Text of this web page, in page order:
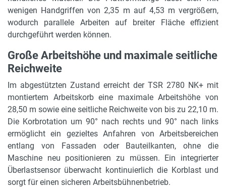
Gerätelänge
11,57 m
2,53 m
3,23 m
max. Bodenfreiheit
0,30 m
max. Steigfähigkeit
66 %
Länge Arbeitskorb (eingefahren)
wenigen Handgriffen von 2,35 m auf 4,53 m vergrößern,
wodurch parallele Arbeiten auf breiter Fläche effizient
durchgeführt werden können.
Große Arbeitshöhe und maximale seitliche
Reichweite
Im abgestützten Zustand erreicht der TSR 2780 NK+ mit
montiertem Arbeitskorb eine maximale Arbeitshöhe von
28,50 m sowie eine seitliche Reichweite von bis zu 22,10 m.
Die Korbrotation um 90° nach rechts und 90° nach links
ermöglicht ein gezieltes Anfahren von Arbeitsbereichen
entlang von Fassaden oder Bauteilkanten, ohne die
Maschine neu positionieren zu müssen. Ein integrierter
Überlastsensor überwacht kontinuierlich die Korblast und
sorgt für einen sicheren Arbeitsbühnenbetrieb.